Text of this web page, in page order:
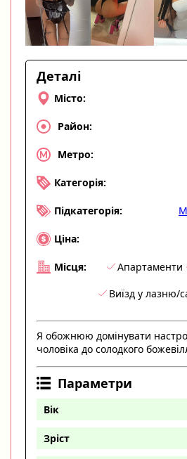
Деталі
Місто:
Район:
Метро:
Категорія:
Підкатегорія:
Ціна:
Місця: Апартаменти
Виїзд у лазню/
Я обожнюю домінувати
чоловіка до солодкого
Параметри
Вік
Зріст